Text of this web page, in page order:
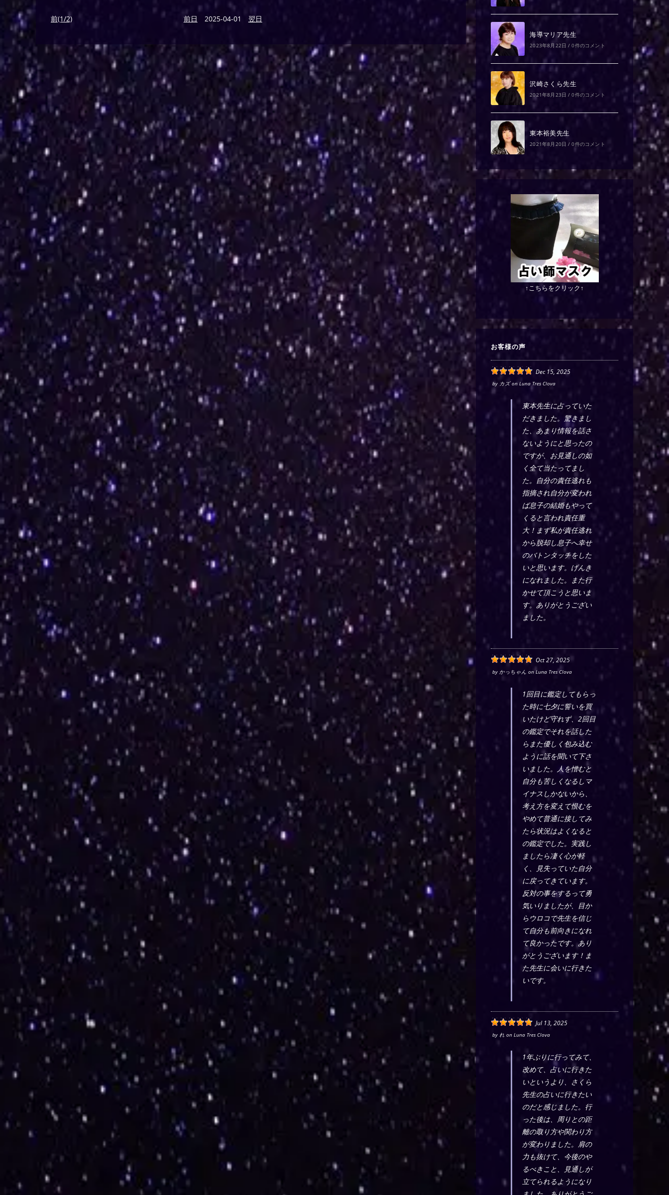
前(1/2) 前日 2025-04-01 翌日
海導マリア先生
2023年8月22日 / 0件のコメント
沢崎さくら先生
2021年8月23日 / 0件のコメント
東本裕美先生
2021年8月20日 / 0件のコメント
↑こちらをクリック↑
お客様の声
Dec 15, 2025
by カズon Luna Tres Clova
東本先生に占っていた
だきました。驚きまし
た、あまり情報を話さ
ないようにと思ったの
ですが、お見通しの如
く全て当たってまし
た。自分の責任逃れも
指摘され自分が変われ
ば息子の結婚もやって
くると言われ責任重
大！まず私が責任逃れ
から脱却し息子へ幸せ
のバトンタッチをした
いと思います。げんき
になれました。また行
かせて頂こうと思いま
す。ありがとうござい
ました。
Oct 27, 2025
by かっちゃん onLuna Tres Clova
1回目に鑑定してもらっ
た時に七夕に誓いを買
いたけど守れず、2回目
の鑑定でそれを話した
らまた優しく包み込む
ように話を聞いて下さ
いました。人を憎むと
自分も苦しくなるしマ
イナスしかないから、
考え方を変えて恨むを
やめて普通に接してみ
たら状況はよくなると
の鑑定でした。実践し
ましたら凄く心が軽
く、見失っていた自分
に戻ってきています。
反対の事をするって勇
気いりましたが、目か
らウロコで先生を信じ
て自分も前向きになれ
て良かったです。あり
がとうございます！ま
た先生に会いに行きた
いです。
Jul 13, 2025
by れ on Luna Tres Clova
1年ぶりに行ってみて、
改めて、占いに行きた
いというより、さくら
先生の占いに行きたい
のだと感じました。行
った後は、周りとの距
離の取り方や関わり方
が変わりました。肩の
力も抜けて、今後のや
るべきこと、見通しが
立てられるようになり